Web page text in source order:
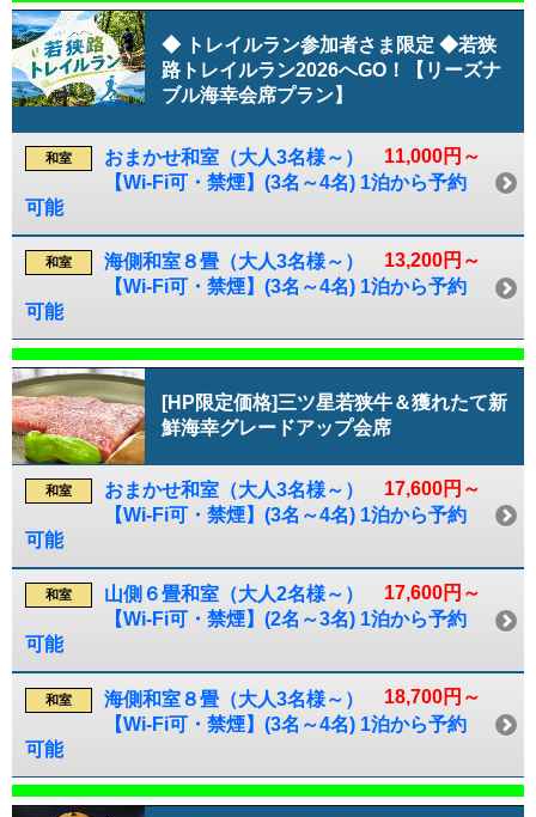
◆ トレイルラン参加者さま限定 ◆若狭
路トレイルラン2026へGO！【リーズナ
ブル海幸会席プラン】
11,000円～
和室
おまかせ和室（大人3名様～）
【Wi-Fi可・禁煙】(3名～4名) 1泊から予約
可能
13,200円～
和室
海側和室８畳（大人3名様～）
【Wi-Fi可・禁煙】(3名～4名) 1泊から予約
可能
[HP限定価格]三ツ星若狭牛＆獲れたて新
鮮海幸グレードアップ会席
17,600円～
和室
おまかせ和室（大人3名様～）
【Wi-Fi可・禁煙】(3名～4名) 1泊から予約
可能
17,600円～
和室
山側６畳和室（大人2名様～）
【Wi-Fi可・禁煙】(2名～3名) 1泊から予約
可能
18,700円～
和室
海側和室８畳（大人3名様～）
【Wi-Fi可・禁煙】(3名～4名) 1泊から予約
可能